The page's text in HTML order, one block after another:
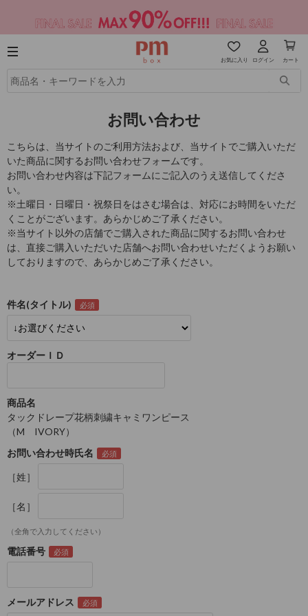
お気に入り ログイン カート
お問い合わせ
こちらは、当サイトのご利用方法および、当サイトでご購入いただ
いた商品に関するお問い合わせフォームです。
お問い合わせ内容は下記フォームにご記入のうえ送信してくださ
い。
※土曜日・日曜日・祝祭日をはさむ場合は、対応にお時間をいただ
くことがございます。あらかじめご了承ください。
※当サイト以外の店舗でご購入された商品に関するお問い合わせ
は、直接ご購入いただいた店舗へお問い合わせいただくようお願い
しておりますので、あらかじめご了承ください。
件名(タイトル)
オーダーＩＤ
商品名
タックドレープ花柄刺繍キャミワンピース
（M IVORY）
お問い合わせ時氏名
［姓］
［名］
（全角で入力してください）
電話番号
メールアドレス